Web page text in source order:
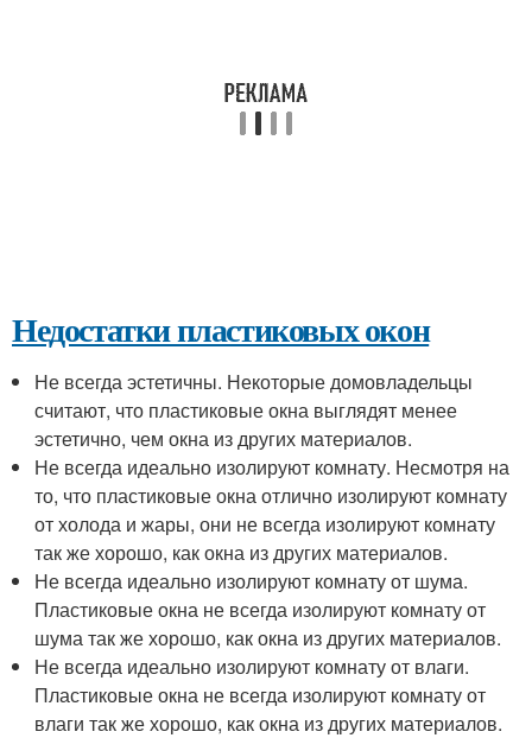
Недостатки пластиковых окон
Не всегда эстетичны. Некоторые домовладельцы
считают, что пластиковые окна выглядят менее
эстетично, чем окна из других материалов.
Не всегда идеально изолируют комнату. Несмотря на
то, что пластиковые окна отлично изолируют комнату
от холода и жары, они не всегда изолируют комнату
так же хорошо, как окна из других материалов.
Не всегда идеально изолируют комнату от шума.
Пластиковые окна не всегда изолируют комнату от
шума так же хорошо, как окна из других материалов.
Не всегда идеально изолируют комнату от влаги.
Пластиковые окна не всегда изолируют комнату от
влаги так же хорошо, как окна из других материалов.